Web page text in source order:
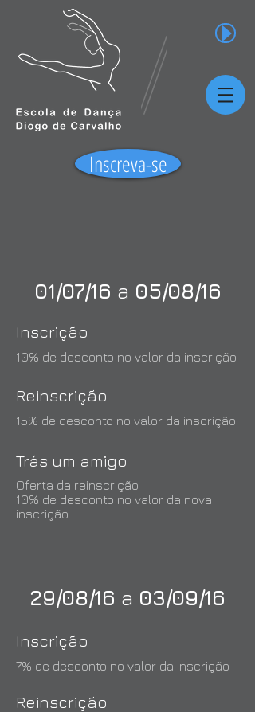
Inscreva-se
01/07/16 a 05/08/16
Inscrição
10% de desconto no valor da inscrição
Reinscrição
15% de desconto no valor da inscrição
Trás um amigo
Oferta da reinscrição
10% de desconto no valor da nova
inscrição
29/08/16 a 03/09/16
Inscrição
7% de desconto no valor da inscrição
Reinscrição